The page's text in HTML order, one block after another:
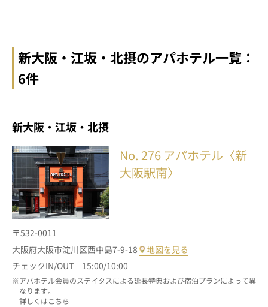
新大阪・江坂・北摂のアパホテル一覧：
6件
新大阪・江坂・北摂
No. 276 アパホテル〈新
大阪駅南〉
〒532-0011
大阪府大阪市淀川区西中島7-9-18
地図を見る
チェックIN/OUT 15:00/10:00
アパホテル会員のステイタスによる延長特典および宿泊プランによって異
なります。
詳しくはこちら